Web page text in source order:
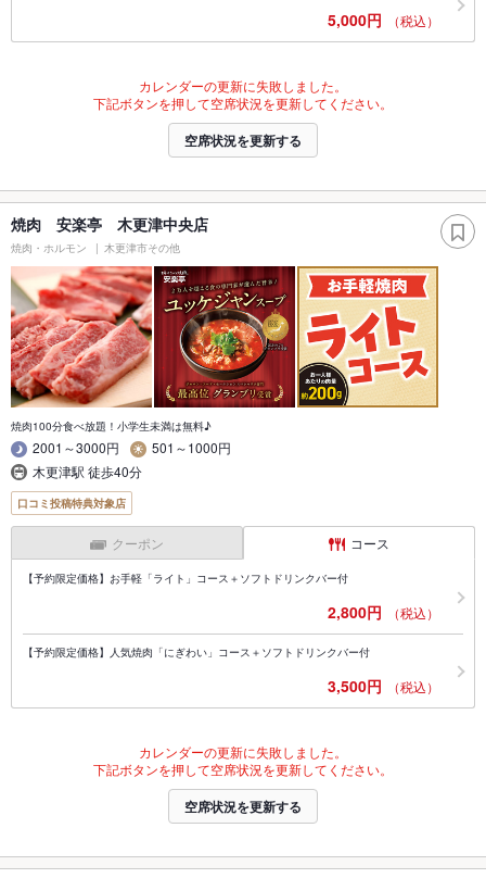
5,000円 （税込）
カレンダーの更新に失敗しました。
下記ボタンを押して空席状況を更新してください。
空席状況を更新する
焼肉 安楽亭 木更津中央店
焼肉・ホルモン 木更津市その他
焼肉100分食べ放題！小学生未満は無料♪
2001～3000円
501～1000円
木更津駅 徒歩40分
口コミ投稿特典対象店
クーポン コース
【予約限定価格】お手軽「ライト」コース＋ソフトドリンクバー付
2,800円 （税込）
【予約限定価格】人気焼肉「にぎわい」コース＋ソフトドリンクバー付
3,500円 （税込）
カレンダーの更新に失敗しました。
下記ボタンを押して空席状況を更新してください。
空席状況を更新する